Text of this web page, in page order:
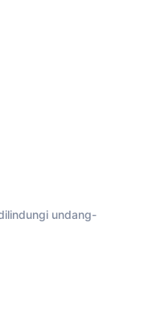
undang-